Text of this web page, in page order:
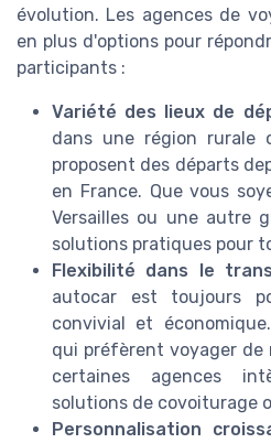
évolution. Les agences de
en plus d'options pour
participants :
Variété des lieux de
dans une région rurale
proposent des départs
en France. Que vous
Versailles ou une autre
solutions pratiques pour
Flexibilité dans le
autocar est toujours
convivial et
qui préfèrent voyager de
certaines agences
solutions de covoiturage
Personnalisation